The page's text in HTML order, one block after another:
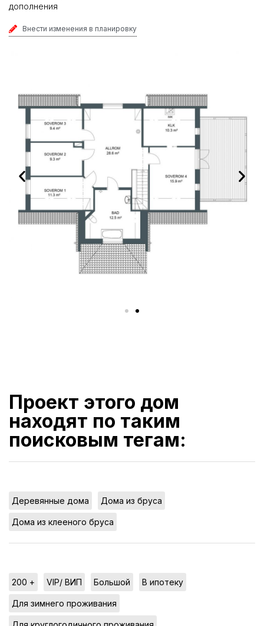
дополнения
Внести изменения в планировку
Проект этого дом
находят по таким
поисковым тегам:
Деревянные дома Дома из бруса
Дома из клееного бруса
200 + VIP/ ВИП Большой В ипотеку
Для зимнего проживания